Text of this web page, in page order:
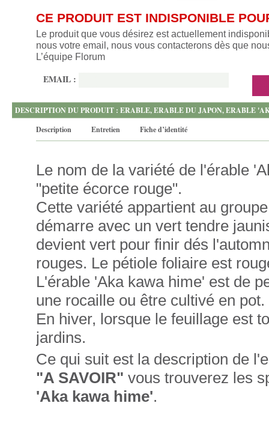
CE PRODUIT EST INDISPONIBLE
Le produit que vous désirez est actuellement
nous votre email, nous vous contacterons dès que
L’équipe Florum
EMAIL :
DESCRIPTION DU PRODUIT : ERABLE, ERABLE DU JAPON, ERABLE
Description
Entretien Fiche d’identité
Le nom de la variété de l'érable
"petite écorce rouge".
Cette variété appartient au
démarre avec un vert tendre
devient vert pour finir dés
rouges. Le pétiole foliaire est
L'érable 'Aka kawa hime' est de
une rocaille ou être cultivé en pot.
En hiver, lorsque le feuillage est
jardins.
Ce qui suit est la description de
"A SAVOIR" vous trouverez les
'Aka kawa hime'.